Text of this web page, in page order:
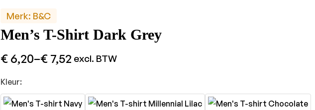
Merk: B&C
Men’s T-Shirt Dark Grey
€ 6,20–€ 7,52 excl. BTW
Kleur: